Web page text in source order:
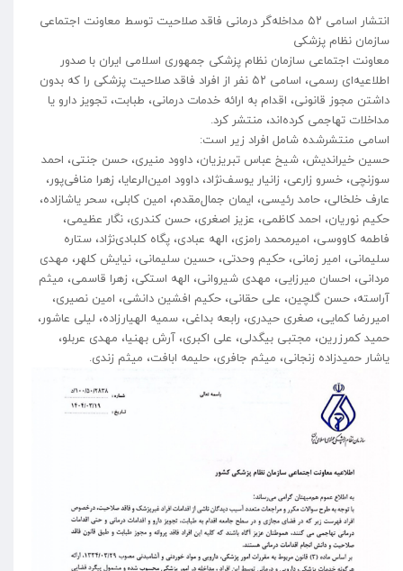
انتشار اسامی ۵۲ مداخله‌گر درمانی فاقد صلاحیت توسط معاونت اجتماعی
سازمان نظام پزشکی
معاونت اجتماعی سازمان نظام پزشکی جمهوری اسلامی ایران با صدور
اطلاعیه‌ای رسمی، اسامی ۵۲ نفر از افراد فاقد صلاحیت پزشکی را که بدون
داشتن مجوز قانونی، اقدام به ارائه خدمات درمانی، طبابت، تجویز دارو یا
مداخلات تهاجمی کرده‌اند، منتشر کرد.
اسامی منتشرشده شامل افراد زیر است:
حسین خیراندیش، شیخ عباس تبریزیان، داوود منیری، حسن جنتی، احمد
سوزنچی، خسرو زارعی، زانیار یوسف‌نژاد، داوود امین‌الرعایا، زهرا منافی‌پور،
عارف خلخالی، حامد رئیسی، ایمان جمال‌مقدم، امین کابلی، سحر یاشازاده،
حکیم نوریان، احمد کاظمی، عزیز اصغری، حسن کندری، نگار عظیمی،
فاطمه کاووسی، امیرمحمد رامزی، الهه عبادی، پگاه کلبادی‌نژاد، ستاره
سلیمانی، امیر زمانی، حکیم وحدتی، حسین سلیمانی، نیایش کلهر، مهدی
مردانی، احسان میرزایی، مهدی شیروانی، الهه استکی، زهرا قاسمی، میثم
آراسته، حسن گلچین، علی حقانی، حکیم افشین دانشی، امین نصیری،
امیررضا کمایی، صغری حیدری، رابعه بداغی، سمیه الهیارزاده، لیلی عاشور،
حمید کمرزرین، مجتبی بیگدلی، علی اکبری، آرش بهنیا، مهدی عربلو،
یاشار حمیدزاده زنجانی، میثم جافری، حلیمه ابافت، میثم زندی.